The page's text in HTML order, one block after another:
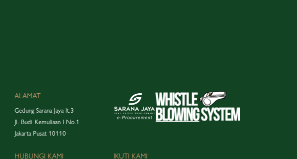
ALAMAT
Gedung Sarana Jaya lt.3
Jl. Budi Kemuliaan I No.1
Jakarta Pusat 10110
HUBUNGI KAMI IKUTI KAMI